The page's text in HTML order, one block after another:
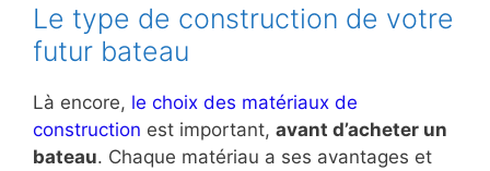
Le type de construction de votre
futur bateau
Là encore, le choix des matériaux de
construction est important, avant d’acheter un
bateau. Chaque matériau a ses avantages et